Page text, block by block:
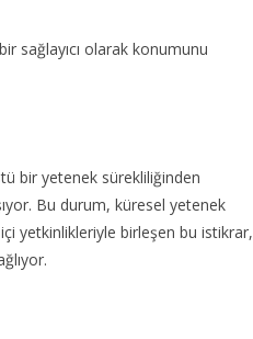
sağlayıcı olarak konumunu
bir yetenek sürekliliğinden
Bu durum, küresel yetenek
içi yetkinlikleriyle birleşen bu istikrar,